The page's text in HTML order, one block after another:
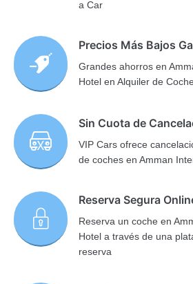
a Car
Precios Más Bajos
Grandes ahorros en
Hotel en Alquiler de
Sin Cuota de
VIP Cars ofrece
de coches en Amman
Reserva Segura
Reserva un coche en
Hotel a través de una
reserva